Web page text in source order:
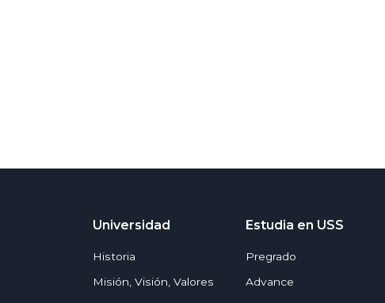
Universidad
Historia
Misión, Visión, Valores
Estudia en USS
Pregrado
Advance